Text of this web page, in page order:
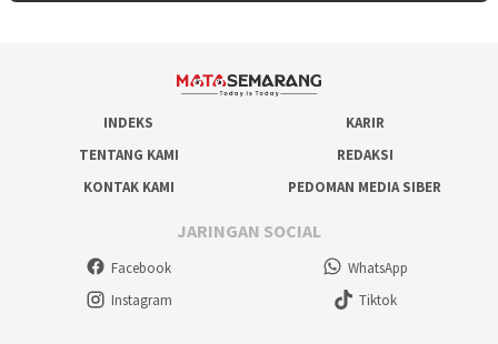
INDEKS
KARIR
TENTANG KAMI
REDAKSI
KONTAK KAMI
PEDOMAN MEDIA SIBER
JARINGAN SOCIAL
Facebook
WhatsApp
Instagram
Tiktok